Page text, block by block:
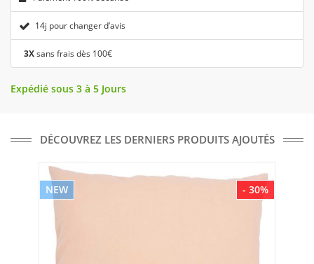
14j pour changer d’avis
3Xsans frais dès 100€
Expédié sous 3 à 5 Jours
DÉCOUVREZ LES DERNIERS PRODUITS AJOUTÉS
- 30%
NEW